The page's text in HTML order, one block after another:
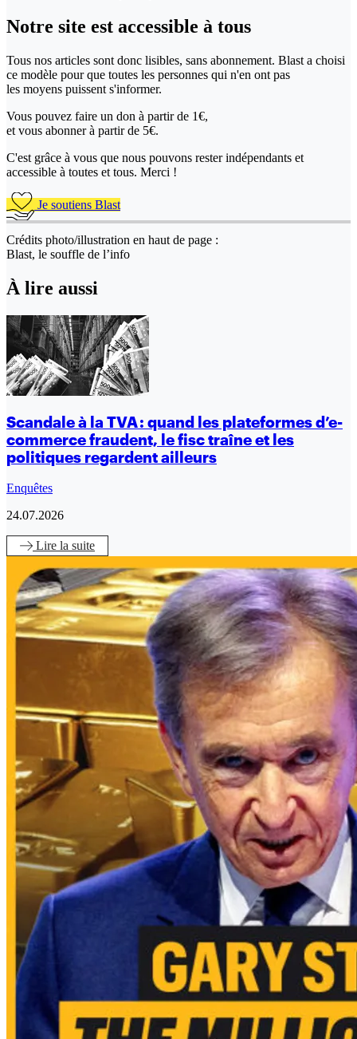
Notre site est accessible à tous
Tous nos articles sont donc lisibles, sans abonnement. Blast a choisi
ce modèle pour que toutes les personnes qui n'en ont pas
les moyens puissent s'informer.
Vous pouvez faire un don à partir de 1€,
et vous abonner à partir de 5€.
C'est grâce à vous que nous pouvons rester indépendants et
accessible à toutes et tous. Merci !
Je soutiens Blast
Crédits photo/illustration en haut de page :
Blast, le souffle de l’info
À lire aussi
Scandale à la TVA : quand les plateformes d’e-
commerce fraudent, le fisc traîne et les
politiques regardent ailleurs
Enquêtes
24.07.2026
Lire la suite